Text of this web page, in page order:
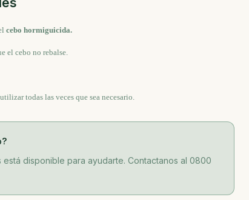
cebo hormiguicida.
el cebo no rebalse.
todas las veces que sea necesario.
disponible para ayudarte. Contactanos al 0800